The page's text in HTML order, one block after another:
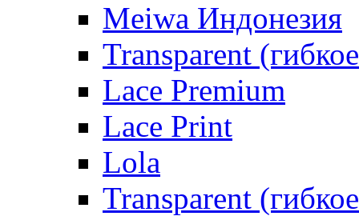
Meiwa Индонезия
Transparent
Lace Premium
Lace Print
Lola
Transparent